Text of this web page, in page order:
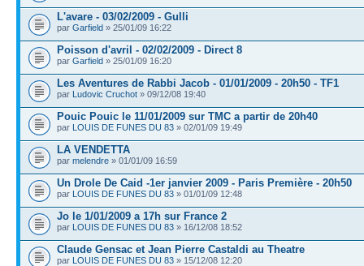
L'avare - 03/02/2009 - Gulli
par Garfield » 25/01/09 16:22
Poisson d'avril - 02/02/2009 - Direct 8
par Garfield » 25/01/09 16:20
Les Aventures de Rabbi Jacob - 01/01/2009 - 20h50 - TF1
par Ludovic Cruchot » 09/12/08 19:40
Pouic Pouic le 11/01/2009 sur TMC a partir de 20h40
par LOUIS DE FUNES DU 83 » 02/01/09 19:49
LA VENDETTA
par melendre » 01/01/09 16:59
Un Drole De Caid -1er janvier 2009 - Paris Première - 20h50
par LOUIS DE FUNES DU 83 » 01/01/09 12:48
Jo le 1/01/2009 a 17h sur France 2
par LOUIS DE FUNES DU 83 » 16/12/08 18:52
Claude Gensac et Jean Pierre Castaldi au Theatre
par LOUIS DE FUNES DU 83 » 15/12/08 12:20